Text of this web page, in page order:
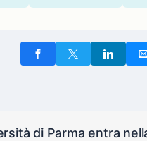
di Parma entra